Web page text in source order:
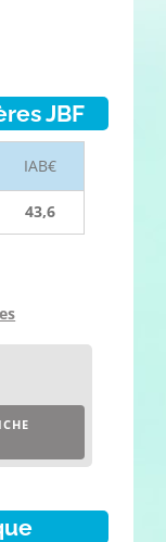
JBF
IAB€
43,6